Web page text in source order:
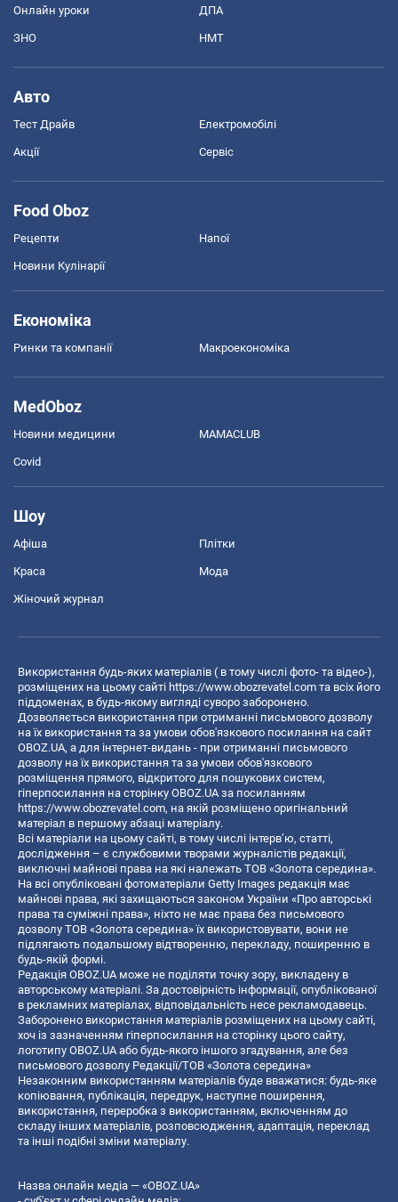
Онлайн уроки ДПА
ЗНО НМТ
Авто
Тест Драйв Електромобілі
Акції Сервіс
Food Oboz
Рецепти Напої
Новини Кулінарії
Економіка
Ринки та компанії Макроекономіка
MedOboz
Новини медицини MAMACLUB
Covid
Шоу
Афіша Плітки
Краса Мода
Жіночий журнал
Використання будь-яких матеріалів ( в тому числі фото- та відео-),
розміщених на цьому сайті https://www.obozrevatel.com та всіх його
піддоменах, в будь-якому вигляді суворо заборонено.
Дозволяється використання при отриманні письмового дозволу
на їх використання та за умови обов'язкового посилання на сайт
OBOZ.UA, а для інтернет-видань - при отриманні письмового
дозволу на їх використання та за умови обов'язкового
розміщення прямого, відкритого для пошукових систем,
гіперпосилання на сторінку OBOZ.UA за посиланням
https://www.obozrevatel.com, на якій розміщено оригінальний
матеріал в першому абзаці матеріалу.
Всі матеріали на цьому сайті, в тому числі інтерв’ю, статті,
дослідження – є службовими творами журналістів редакції,
виключні майнові права на які належать ТОВ «Золота середина».
На всі опубліковані фотоматеріали Getty Images редакція має
майнові права, які захищаються законом України «Про авторські
права та суміжні права», ніхто не має права без письмового
дозволу ТОВ «Золота середина» їх використовувати, вони не
підлягають подальшому відтворенню, перекладу, поширенню в
будь-якій формі.
Редакція OBOZ.UA може не поділяти точку зору, викладену в
авторському матеріалі. За достовірність інформації, опублікованої
в рекламних матеріалах, відповідальність несе рекламодавець.
Заборонено використання матеріалів розміщених на цьому сайті,
хоч із зазначенням гіперпосилання на сторінку цього сайту,
логотипу OBOZ.UA або будь-якого іншого згадування, але без
письмового дозволу Редакції/ТОВ «Золота середина»
Незаконним використанням матеріалів буде вважатися: будь-яке
копiювання, публiкацiя, передрук, наступне поширення,
використання, переробка з використанням, включенням до
складу інших матеріалів, розповсюдження, адаптація, переклад
та інші подібні зміни матеріалу.
Назва онлайн медіа — «OBOZ.UA»